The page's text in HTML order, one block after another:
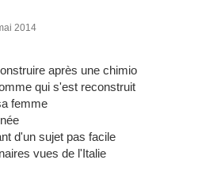
2014
après une chimio
qui s'est reconstruit
femme
d'un sujet pas facile
vues de l'Italie